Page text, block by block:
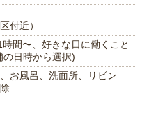
付近）
間〜、好きな日に働くこと
日時から選択)
お風呂、洗面所、リビン